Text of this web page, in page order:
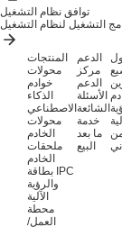
توافق نظام التشغيل
المنتجات
محولات
خوادم
الذكاء
الاصطناعي
محولات
الخادم
ملحقات
الخادم
بطاقة IPC
والرؤية
الآلية
محطة
العمل/
الدعم
مركز
الدعم
الأسئلة
الشائعة
خدمة
ما بعد
البيع